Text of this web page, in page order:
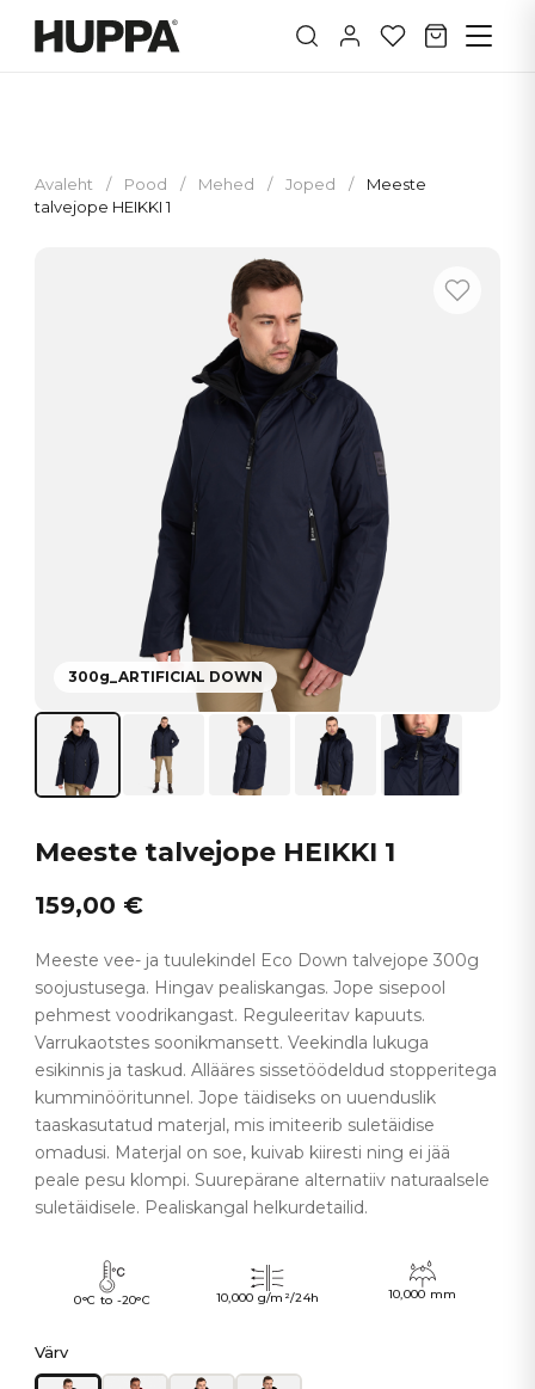
Avaleht / Pood / Mehed / Joped /
Meeste
talvejope HEIKKI 1
300g_ARTIFICIAL DOWN
Meeste talvejope HEIKKI 1
159,00 €
Meeste vee- ja tuulekindel Eco Down talvejope 300g
soojustusega. Hingav pealiskangas. Jope sisepool
pehmest voodrikangast. Reguleeritav kapuuts.
Varrukaotstes soonikmansett. Veekindla lukuga
esikinnis ja taskud. Allääres sissetöödeldud stopperitega
kumminööritunnel. Jope täidiseks on uuenduslik
taaskasutatud materjal, mis imiteerib suletäidise
omadusi. Materjal on soe, kuivab kiiresti ning ei jää
peale pesu klompi. Suurepärane alternatiiv naturaalsele
suletäidisele. Pealiskangal helkurdetailid.
0°C to -20°C 10,000 g/m²/24h 10,000 mm
Värv